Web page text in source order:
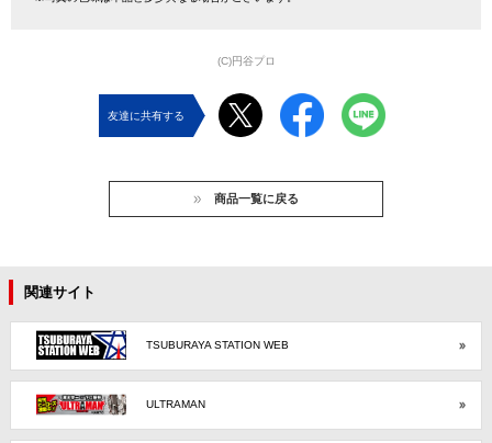
(C)円谷プロ
友達に共有する
商品一覧に戻る
関連サイト
TSUBURAYA STATION WEB
ULTRAMAN